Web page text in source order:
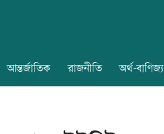
আন্তর্জাতিক রাজনীতি অর্থ-বাণিজ্য